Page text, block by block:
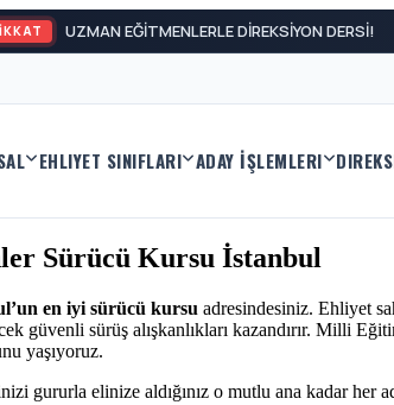
UZMAN EĞİTMENLERLE DİREKSİYON DERSİ!
EHLIYET SINIFLARI ADAY İŞLEMLERI
Sürücü Kursu İstanbul
en iyi sürücü kursu adresindesiniz. Ehliyet
güvenli sürüş alışkanlıkları kazandırır. Milli
yaşıyoruz.
elinize aldığınız o mutlu ana kadar her